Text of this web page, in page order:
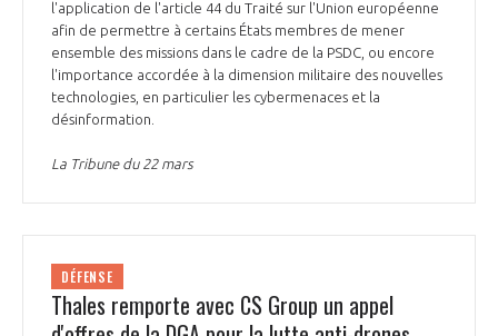
l'application de l'article 44 du Traité sur l'Union européenne
afin de permettre à certains États membres de mener
ensemble des missions dans le cadre de la PSDC, ou encore
l'importance accordée à la dimension militaire des nouvelles
technologies, en particulier les cybermenaces et la
désinformation.
La Tribune du 22 mars
DÉFENSE
Thales remporte avec CS Group un appel